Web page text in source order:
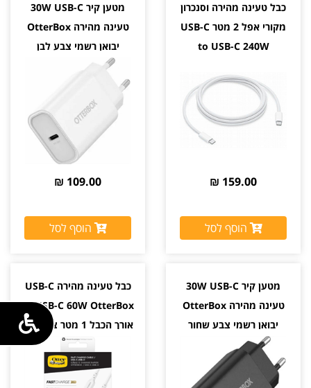
כבל טעינה מהירה וסנכרון
מקורי אפל 2 מטר USB-C
to USB-C 240W
159.00 ₪
הוסף לסל
מטען קיר 30W USB-C
טעינה מהירה OtterBox
יבואן רשמי צבע לבן
109.00 ₪
הוסף לסל
מטען קיר 30W USB-C
טעינה מהירה OtterBox
יבואן רשמי צבע שחור
כבל טעינה מהירה USB-C
to USB-C 60W OtterBox
אורך הכבל 1 מטר צבע לבן